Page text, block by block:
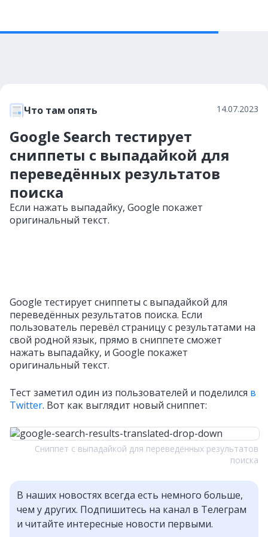
Что там опять 14.07.2023
Google Search тестирует
сниппеты с выпадайкой для
переведённых результатов
поиска
Если нажать выпадайку, Google покажет
оригинальный текст.
Google тестирует сниппеты с выпадайкой для
переведённых результатов поиска. Если
пользователь перевёл страницу с результатами на
свой родной язык, прямо в сниппете сможет
нажать выпадайку, и Google покажет
оригинальный текст.
Тест заметил один из пользователей и поделился в
Twitter. Вот как выглядит новый сниппет:
Сниппет с выпадайкой для переведённых результатов
поиска
В наших новостях всегда есть немного больше,
чем у других. Подпишитесь на канал в Телеграм
и читайте интересные новости первыми.